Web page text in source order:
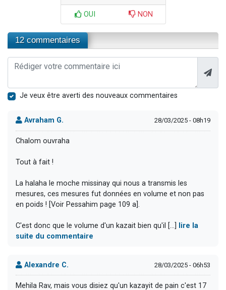
OUI NON
12 commentaires
Je veux être averti des nouveaux commentaires
Avraham G. 28/03/2025 - 08h19
Chalom ouvraha
Tout à fait !
La halaha le moche missinay qui nous a transmis les
mesures, ces mesures fut données en volume et non pas
en poids ! [Voir Pessahim page 109 a].
C'est donc que le volume d'un kazait bien qu'il [...]
lire la
suite du commentaire
Alexandre C. 28/03/2025 - 06h53
Mehila Rav, mais vous disiez qu'un kazayit de pain c'est 17